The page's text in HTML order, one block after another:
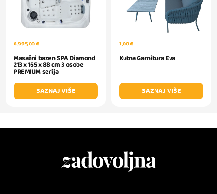
6.995,00 €
Masažni bazen SPA Diamond
213 x 165 x 88 cm 3 osobe
PREMIUM serija
SAZNAJ VIŠE
1,00 €
Kutna Garnitura Eva
SAZNAJ VIŠE